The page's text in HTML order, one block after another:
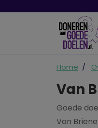
Home
Van
Goede
Van